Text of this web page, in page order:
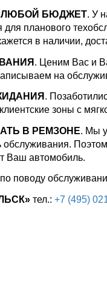
ЛЮБОЙ БЮДЖЕТ. У
для планового
в наличии,
. Ценим Вас и
на
.
зоны с
В РЕМЗОНЕ. Мы
обслуживания.
Ваш автомобиль.
поводу
тел.: +7 (495)